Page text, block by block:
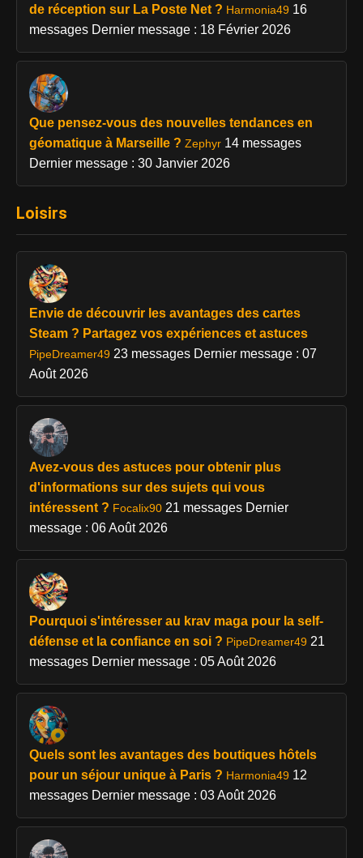
de réception sur La Poste Net ? Harmonia49 16
messages Dernier message : 18 Février 2026
Que pensez-vous des nouvelles tendances en
géomatique à Marseille ? Zephyr 14 messages
Dernier message : 30 Janvier 2026
Loisirs
Envie de découvrir les avantages des cartes
Steam ? Partagez vos expériences et astuces
PipeDreamer49 23 messages Dernier message : 07
Août 2026
Avez-vous des astuces pour obtenir plus
d'informations sur des sujets qui vous
intéressent ? Focalix90 21 messages Dernier
message : 06 Août 2026
Pourquoi s'intéresser au krav maga pour la self-
défense et la confiance en soi ? PipeDreamer49 21
messages Dernier message : 05 Août 2026
Quels sont les avantages des boutiques hôtels
pour un séjour unique à Paris ? Harmonia49 12
messages Dernier message : 03 Août 2026